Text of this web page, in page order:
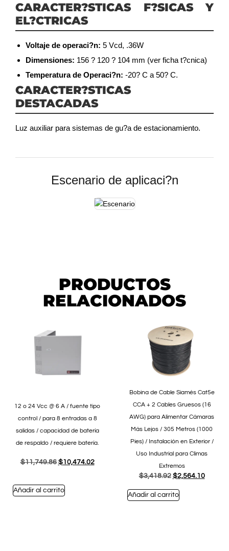
CARACTER?STICAS F?SICAS Y
EL?CTRICAS
Voltaje de operaci?n: 5 Vcd, .36W
Dimensiones: 156 ? 120 ? 104 mm (ver ficha t?cnica)
Temperatura de Operaci?n: -20? C a 50? C.
CARACTER?STICAS
DESTACADAS
Luz auxiliar para sistemas de gu?a de estacionamiento.
Escenario de aplicaci?n
PRODUCTOS
RELACIONADOS
12 o 24 Vcc @ 6 A / fuente tipo
control / para 8 entradas a 8
salidas / capacidad de batería
de respaldo / requiere batería.
$11,749.86 $10,474.02
Añadir al carrito
Bobina de Cable Siamés Cat5e
CCA + 2 Cables Gruesos (16
AWG) para Alimentar Cámaras
Más Lejos / 305 Metros (1000
Pies) / Instalación en Exterior /
Uso Industrial para Climas
Extremos
$3,418.92 $2,564.10
Añadir al carrito